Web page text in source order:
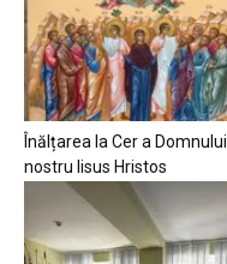
Înălțarea la Cer a Domnului
nostru Iisus Hristos